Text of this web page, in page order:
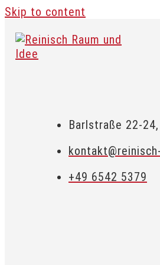
Skip to content
Barlstraße 22-
+49 6542 5379